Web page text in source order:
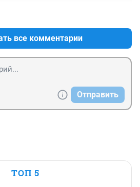
все комментарии
Отправить
ТОП 5